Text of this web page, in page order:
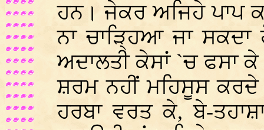
ਹਨ। ਜੇਕਰ ਅਜਿਹੇ ਪਾਪ
ਨਾ ਚਾੜ੍ਹਿਆ ਜਾ
ਅਦਾਲਤੀ ਕੇਸਾਂ `ਚ ਫਸਾ
ਸ਼ਰਮ ਨਹੀਂ ਮਹਿਸੂਸ
ਹਰਬਾ ਵਰਤ ਕੇ, ਬੇ-